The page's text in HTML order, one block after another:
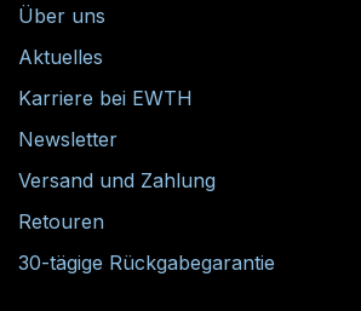
Über uns
Aktuelles
Karriere bei EWTH
Newsletter
Versand und Zahlung
Retouren
30-tägige Rückgabegarantie